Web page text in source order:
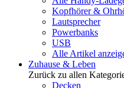
Kopfhörer &
Lautsprecher
Powerbanks
USB
Alle Artikel
Zuhause & Leben
Zurück zu allen
Decken